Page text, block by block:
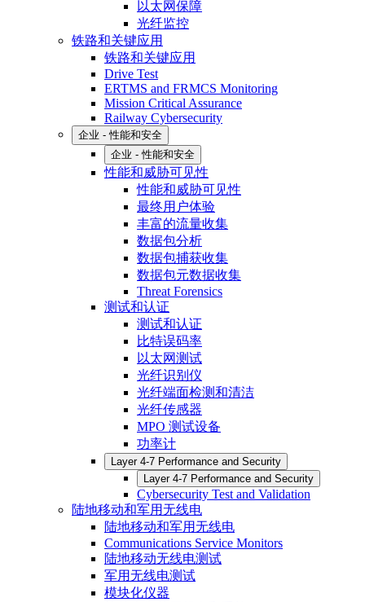
以太网保障
光纤监控
铁路和关键应用
铁路和关键应用
Drive Test
ERTMS and FRMCS Monitoring
Mission Critical Assurance
Railway Cybersecurity
企业 - 性能和安全
企业 - 性能和安全
性能和威胁可见性
性能和威胁可见性
最终用户体验
丰富的流量收集
数据包分析
数据包捕获收集
数据包元数据收集
Threat Forensics
测试和认证
测试和认证
比特误码率
以太网测试
光纤识别仪
光纤端面检测和清洁
光纤传感器
MPO 测试设备
功率计
Layer 4-7 Performance and Security
Layer 4-7 Performance and Security
Cybersecurity Test and Validation
陆地移动和军用无线电
陆地移动和军用无线电
Communications Service Monitors
陆地移动无线电测试
军用无线电测试
模块化仪器